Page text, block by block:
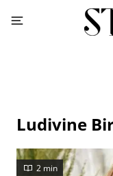
Ludivine
2 min